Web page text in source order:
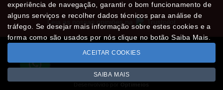
Leia as nossas opiniões na Trustpilot
Todos os valores incluem IVA à taxa em vigor
Copyright © MIMOSCOMARTE.pt 2026
experiência de navegação, garantir o bom funcionamento de
alguns serviços e recolher dados técnicos para análise de
tráfego. Se desejar mais informação sobre estes cookies e a
forma como são usados por nós clique no botão Saiba Mais.
ACEITAR COOKIES
SAIBA MAIS